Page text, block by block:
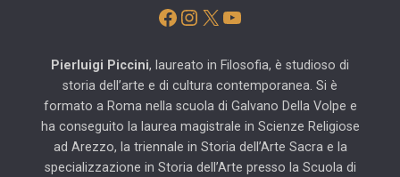
Facebook
Instagram
X YouTube
Pierluigi Piccini, laureato in Filosofia, è studioso di
storia dell’arte e di cultura contemporanea. Si è
formato a Roma nella scuola di Galvano Della Volpe e
ha conseguito la laurea magistrale in Scienze Religiose
ad Arezzo, la triennale in Storia dell’Arte Sacra e la
specializzazione in Storia dell’Arte presso la Scuola di